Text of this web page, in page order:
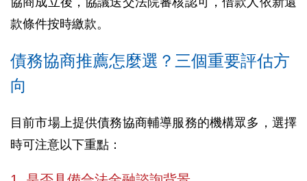
款條件按時繳款。
債務協商推薦怎麼選？三個重要評估方
向
目前市場上提供債務協商輔導服務的機構眾多，選擇
時可注意以下重點：